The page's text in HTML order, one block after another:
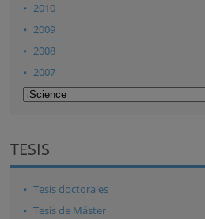
2010
2009
2008
2007
TESIS
Tesis doctorales
Tesis de Máster